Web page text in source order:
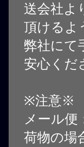
送会社よ
頂けるよ
弊社にて
安心くだ
※注意※
メール便
荷物の場